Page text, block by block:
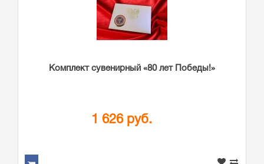
Комплект сувенирный «80 лет Победы!»
1 626 руб.